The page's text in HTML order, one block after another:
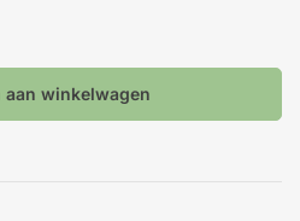
aan winkelwagen